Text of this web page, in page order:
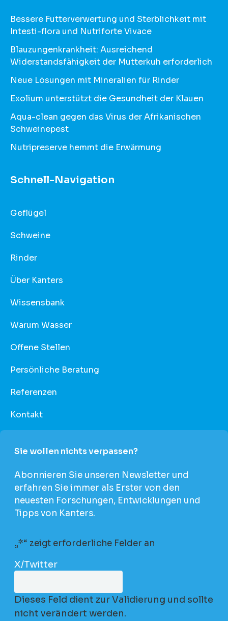
Bessere Futterverwertung und Sterblichkeit mit
Intesti-flora und Nutriforte Vivace
Blauzungenkrankheit: Ausreichend
Widerstandsfähigkeit der Mutterkuh erforderlich
Neue Lösungen mit Mineralien für Rinder
Exolium unterstützt die Gesundheit der Klauen
Aqua-clean gegen das Virus der Afrikanischen
Schweinepest
Nutripreserve hemmt die Erwärmung
Schnell-Navigation
Geflügel
Schweine
Rinder
Über Kanters
Wissensbank
Warum Wasser
Offene Stellen
Persönliche Beratung
Referenzen
Kontakt
Sie wollen nichts verpassen?
Abonnieren Sie unseren Newsletter und
erfahren Sie immer als Erster von den
neuesten Forschungen, Entwicklungen und
Tipps von Kanters.
„*“ zeigt erforderliche Felder an
X/Twitter
Dieses Feld dient zur Validierung und sollte
nicht verändert werden.